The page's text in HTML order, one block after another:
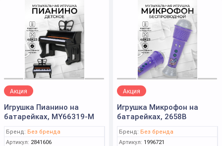
Акция
Игрушка Пианино на
батарейках, MY66319-M
Бренд: Без бренда
Артикул: 2841606
Акция
Игрушка Микрофон на
батарейках, 2658B
Бренд: Без бренда
Артикул: 1996721